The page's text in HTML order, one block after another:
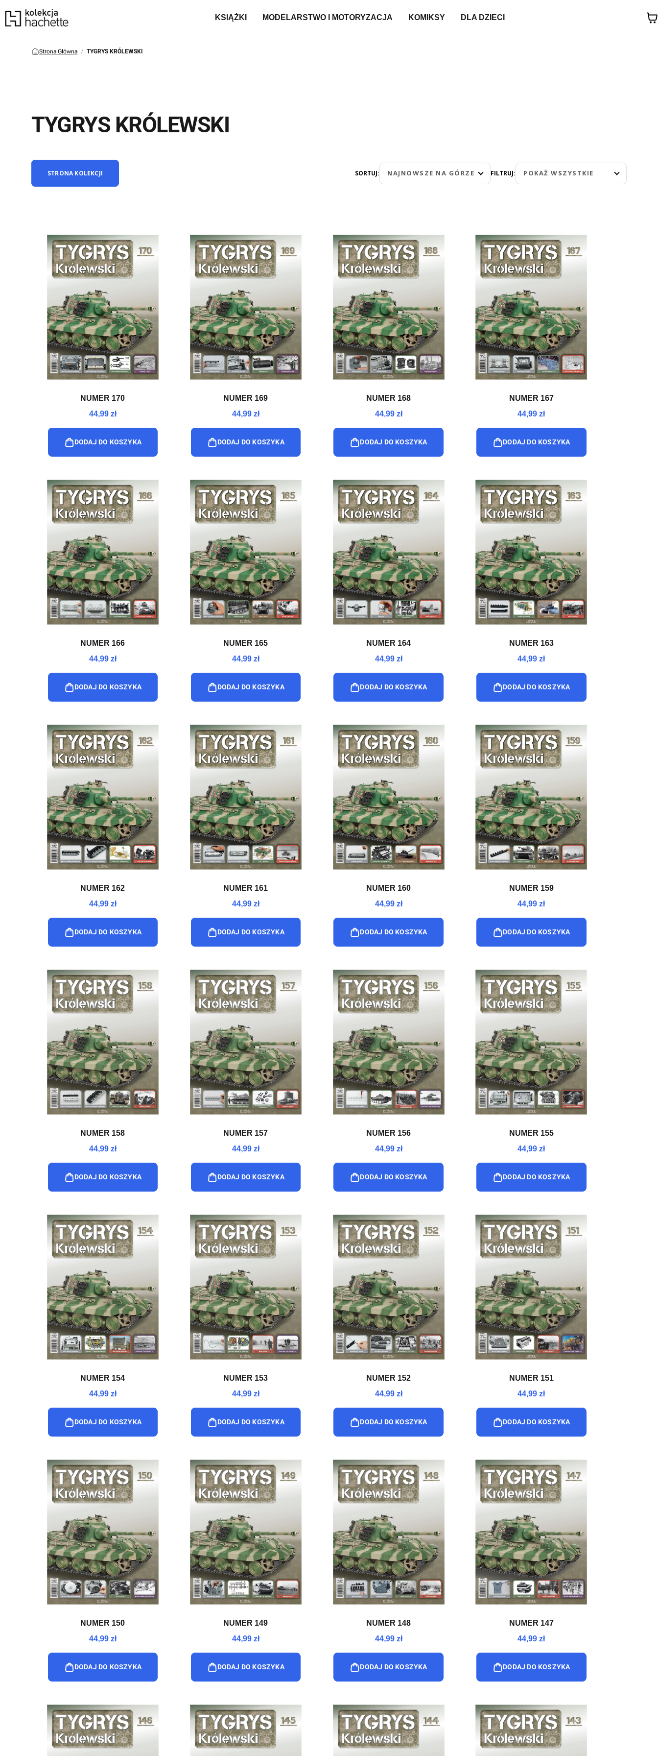
KSIĄŻKI MODELARSTWO I MOTORYZACJA KOMIKSY DLA DZIECI
Strona Główna TYGRYS KRÓLEWSKI
TYGRYS KRÓLEWSKI
STRONA KOLEKCJI SORTUJ: NAJNOWSZE NA GÓRZE FILTRUJ: POKAŻ WSZYSTKIE
NUMER 170
44,99 zł
DODAJ DO KOSZYKA
NUMER 169
44,99 zł
DODAJ DO KOSZYKA
NUMER 168
44,99 zł
DODAJ DO KOSZYKA
NUMER 167
44,99 zł
DODAJ DO KOSZYKA
NUMER 166
44,99 zł
DODAJ DO KOSZYKA
NUMER 165
44,99 zł
DODAJ DO KOSZYKA
NUMER 164
44,99 zł
DODAJ DO KOSZYKA
NUMER 163
44,99 zł
DODAJ DO KOSZYKA
NUMER 162
44,99 zł
DODAJ DO KOSZYKA
NUMER 161
44,99 zł
DODAJ DO KOSZYKA
NUMER 160
44,99 zł
DODAJ DO KOSZYKA
NUMER 159
44,99 zł
DODAJ DO KOSZYKA
NUMER 158
44,99 zł
DODAJ DO KOSZYKA
NUMER 157
44,99 zł
DODAJ DO KOSZYKA
NUMER 156
44,99 zł
DODAJ DO KOSZYKA
NUMER 155
44,99 zł
DODAJ DO KOSZYKA
NUMER 154
44,99 zł
DODAJ DO KOSZYKA
NUMER 153
44,99 zł
DODAJ DO KOSZYKA
NUMER 152
44,99 zł
DODAJ DO KOSZYKA
NUMER 151
44,99 zł
DODAJ DO KOSZYKA
NUMER 150
44,99 zł
DODAJ DO KOSZYKA
NUMER 149
44,99 zł
DODAJ DO KOSZYKA
NUMER 148
44,99 zł
DODAJ DO KOSZYKA
NUMER 147
44,99 zł
DODAJ DO KOSZYKA